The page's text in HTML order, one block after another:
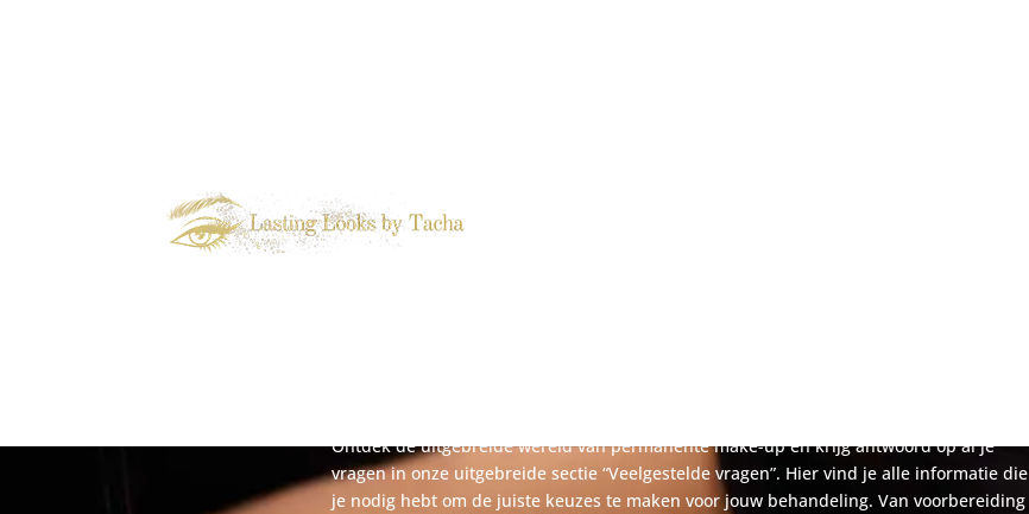
Ontdek de uitgebreide wereld van permanente make-up en krijg antwoord op al je
vragen in onze uitgebreide sectie “Veelgestelde vragen”. Hier vind je alle informatie die
je nodig hebt om de juiste keuzes te maken voor jouw behandeling. Van voorbereiding